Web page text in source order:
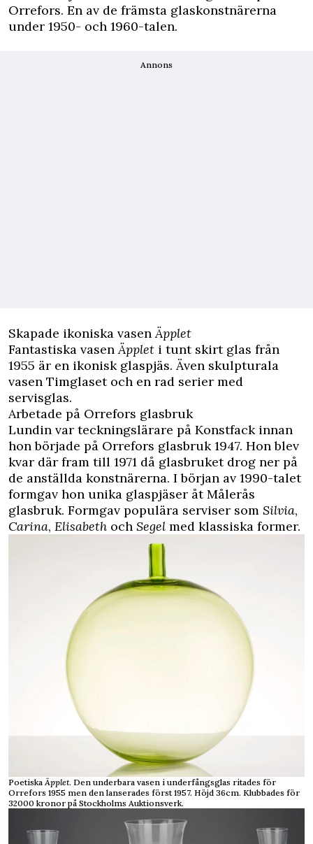
Orrefors. En av de främsta glaskonstnärerna
under 1950- och 1960-talen.
Annons
Skapade ikoniska vasenÄpplet
Fantastiska vasenÄpplet i tunt skirt glas från
1955 är en ikonisk glaspjäs. Även skulpturala
vasen Timglaset och en rad serier med
servisglas.
Arbetade på Orrefors glasbruk
Lundin var teckningslärare på Konstfack innan
hon började på Orrefors glasbruk 1947. Hon blev
kvar där fram till 1971 då glasbruket drog ner på
de anställda konstnärerna. I början av 1990-talet
formgav hon unika glaspjäser åt Målerås
glasbruk. Formgav populära serviser som Silvia,
Carina, Elisabeth och Segel med klassiska former.
Poetiska Äpplet. Den underbara vasen i underfångsglas ritades för
Orrefors 1955 men den lanserades först 1957. Höjd 36cm. Klubbades för
32000 kronor på Stockholms Auktionsverk.